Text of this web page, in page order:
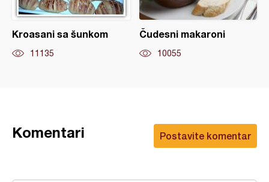
Kroasani sa šunkom
11135
Čudesni makaroni
10055
Postavite komentar
Komentari